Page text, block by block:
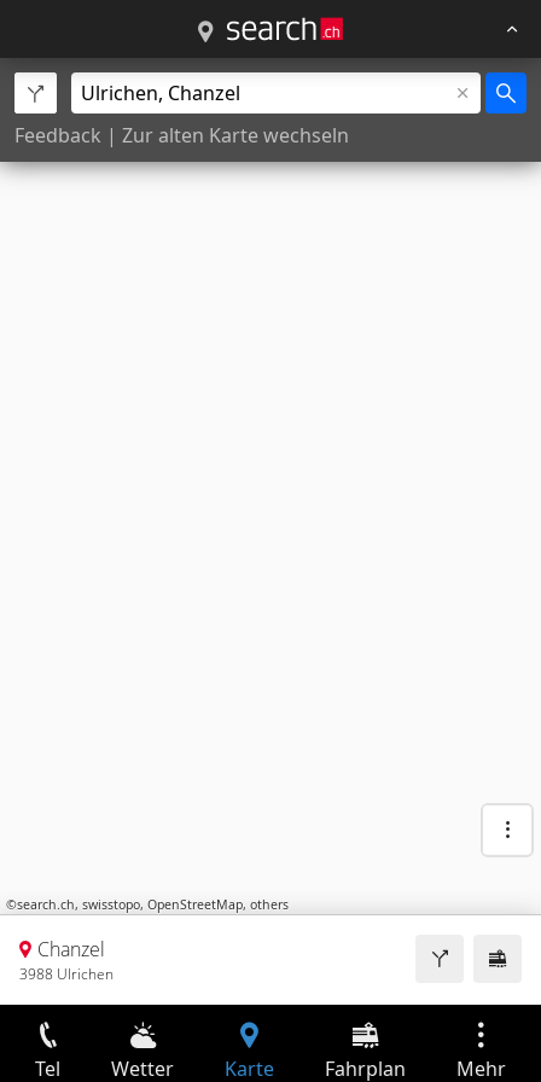
Feedback | Zur alten Karte wechseln
©search.ch, swisstopo, OpenStreetMap, others
Chanzel
3988 Ulrichen
Tel Wetter Karte Fahrplan Mehr